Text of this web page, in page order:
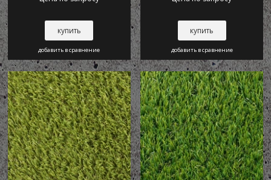
купить
добавить в сравнение
купить
добавить в сравнение